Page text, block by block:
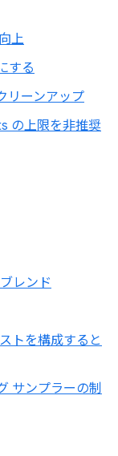
上
する
リーンアップ
の上限を非推奨
レンド
トを構成すると
サンプラーの制